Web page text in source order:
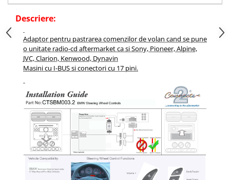
Descriere:
Adaptor pentru pastrarea comenzilor de volan cand se pune
o unitate radio-cd aftermarket ca si Sony, Pioneer, Alpine,
JVC, Clarion, Kenwood, Dynavin
Masini cu I-BUS si conectori cu 17 pini.